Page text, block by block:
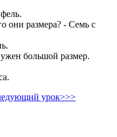
они размера? - Семь с
большой размер.
урок>>>